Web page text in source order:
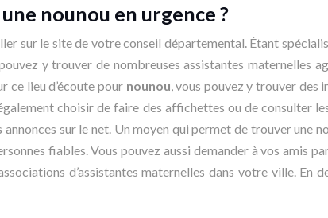
nounou en urgence ?
sur le site de votre conseil départemental. Étant
y trouver de nombreuses assistantes maternelles
ce lieu d’écoute pour nounou, vous pouvez y trouver des
choisir de faire des affichettes ou de consulter
sur le net. Un moyen qui permet de trouver une
fiables. Vous pouvez aussi demander à vos amis
d’assistantes maternelles dans votre ville.